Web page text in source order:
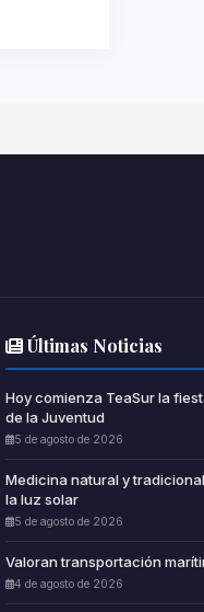
Últimas Noticias
Hoy comienza TeaSur la
de la Juventud
5 de agosto de 2026
Medicina natural y
la luz solar
5 de agosto de 2026
Valoran transportación
4 de agosto de 2026